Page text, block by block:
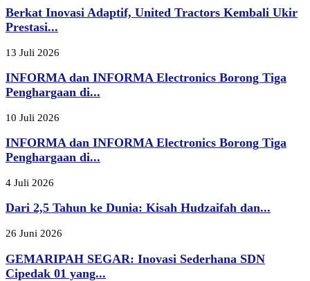
Berkat Inovasi Adaptif, United Tractors Kembali Ukir
Prestasi...
13 Juli 2026
INFORMA dan INFORMA Electronics Borong Tiga
Penghargaan di...
10 Juli 2026
INFORMA dan INFORMA Electronics Borong Tiga
Penghargaan di...
4 Juli 2026
Dari 2,5 Tahun ke Dunia: Kisah Hudzaifah dan...
26 Juni 2026
GEMARIPAH SEGAR: Inovasi Sederhana SDN
Cipedak 01 yang...